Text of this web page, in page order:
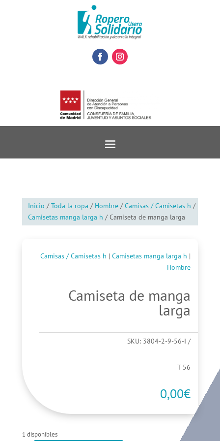
Inicio /Toda la ropa / Hombre/Camisas / Camisetas h /
Camisetas manga larga h / Camiseta de manga larga
Camisas / Camisetas h |Camisetas manga larga h |
Hombre
Camiseta de manga
larga
SKU: 3804-2-9-56-I
T 56
0,00€
1 disponibles